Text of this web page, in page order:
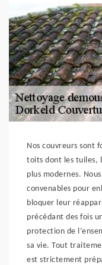
Nos couvreurs sont
toits dont les tuiles,
plus modernes.
convenables pour
bloquer leur
précédant des fois
protection de
sa vie. Tout
est strictement